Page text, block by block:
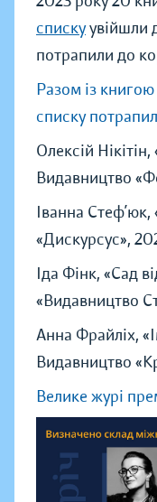
спискуувійшли
потрапили до
Разом із
списку
Олексій
Видавництво
Іванна
«Дискурсус»,
Іда Фінк, «Сад
«Видавництво
Анна Фрайліх,
Видавництво
Велике журі